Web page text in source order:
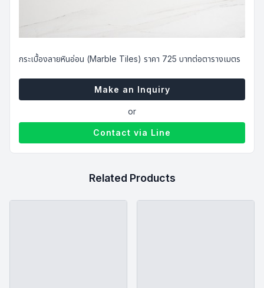
White
กระเบื้องลายหินอ่อน (Marble Tiles) ราคา 725 บาทต่อตารางเมตร
Make an Inquiry
or
Contact via Line
Related Products